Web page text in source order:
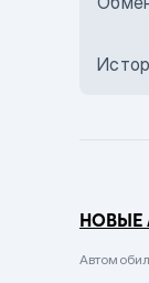
НОВЫЕ